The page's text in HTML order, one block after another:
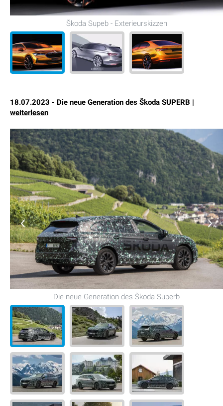
Škoda Supeb - Exterieurskizzen
18.07.2023 - Die neue Generation des Škoda SUPERB |
weiterlesen
Die neue Generation des Škoda Superb